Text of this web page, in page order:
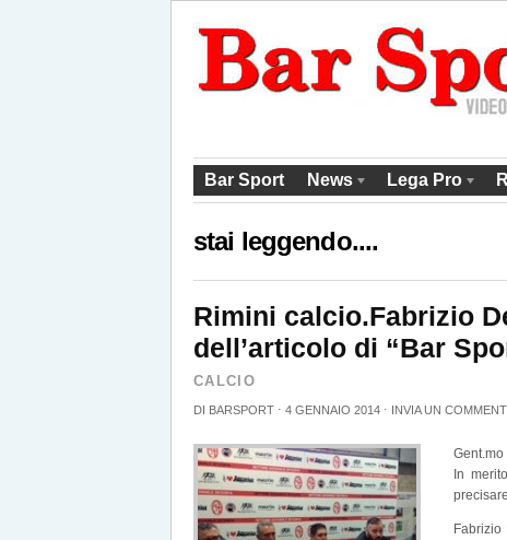
Bar Sport News Lega Pro
stai leggendo....
Rimini calcio.Fabrizio
dell’articolo di “Bar
CALCIO
DI BARSPORT ⋅ 4 GENNAIO 2014 ⋅ INVIA UN
In
Fabrizio